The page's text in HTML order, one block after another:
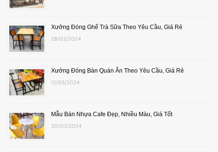
Xưởng Đóng Ghế Trà Sữa Theo Yêu Cầu, Giá Rẻ
28/02/2024
Xưởng Đóng Bàn Quán Ăn Theo Yêu Cầu, Giá Rẻ
12/03/2024
Mẫu Bàn Nhựa Cafe Đẹp, Nhiều Màu, Giá Tốt
20/03/2024